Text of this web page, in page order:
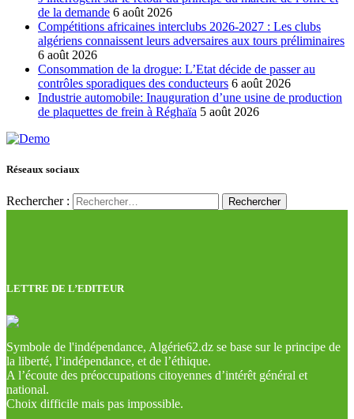
de la demande 6 août 2026
Compétitions africaines interclubs 2026-2027 : Les clubs
algériens connaissent leurs adversaires aux tours préliminaires
6 août 2026
Consommation de la drogue: L’Etat décide de passer au
contrôles sporadiques des conducteurs 6 août 2026
Industrie automobile: Inauguration d’une usine de production
de plaquettes de frein à Réghaïa 5 août 2026
Réseaux sociaux
Rechercher :
LETTRE DE L’EDITEUR
Symbole de l'indépendance, Algérie62.dz se base sur le principe de
la liberté, l’indépendance, et de l’éthique.
A l’écoute des préoccupations citoyennes d’intérêt général et
national.
Choix difficile mais pas impossible.